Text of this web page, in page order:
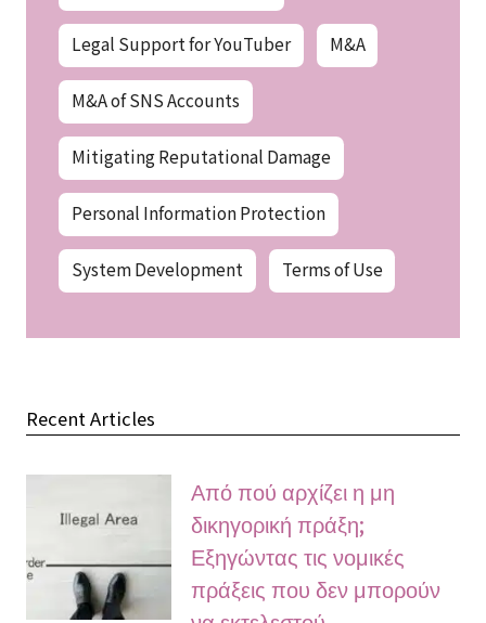
Legal Support for YouTuber M&A
M&A of SNS Accounts
Mitigating Reputational Damage
Personal Information Protection
System Development Terms of Use
Recent Articles
Από πού αρχίζει η μη
δικηγορική πράξη;
Εξηγώντας τις νομικές
πράξεις που δεν μπορούν